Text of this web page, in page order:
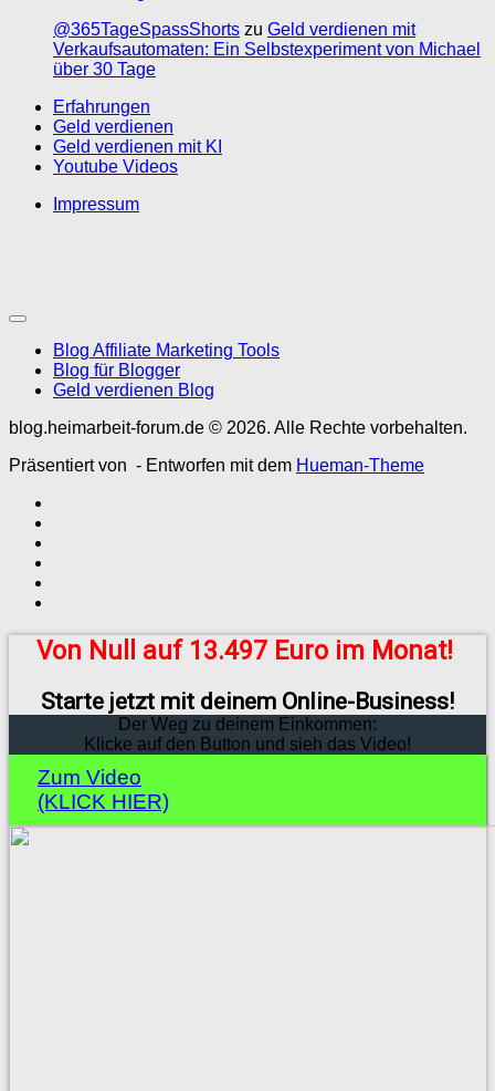
@365TageSpassShorts zu Geld verdienen mit
Verkaufsautomaten: Ein Selbstexperiment von Michael
über 30 Tage
Erfahrungen
Geld verdienen
Geld verdienen mit KI
Youtube Videos
Impressum
Blog Affiliate Marketing Tools
Blog für Blogger
Geld verdienen Blog
blog.heimarbeit-forum.de © 2026. Alle Rechte vorbehalten.
Präsentiert von - Entworfen mit dem Hueman-Theme
Von Null auf 13.497 Euro im Monat!
Starte jetzt mit deinem Online-Business!
Der Weg zu deinem Einkommen:
Klicke auf den Button und sieh das Video!
Zum Video
(KLICK HIER)